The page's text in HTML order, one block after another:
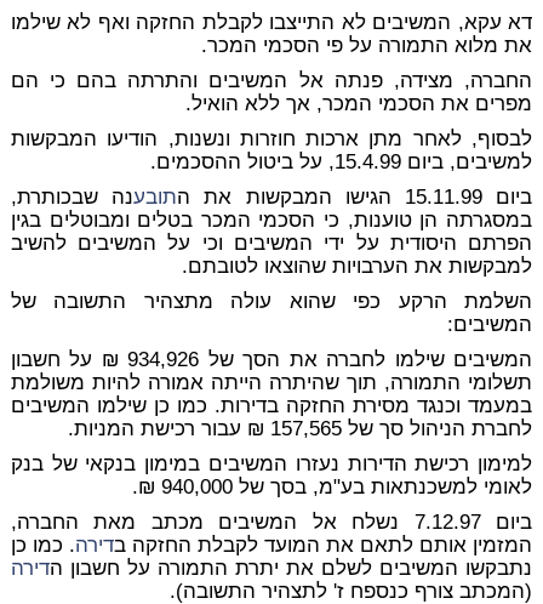
דא עקא, המשיבים לא התייצבו לקבלת החזקה ואף לא שילמו
את מלוא התמורה על פי הסכמי המכר.
החברה, מצידה, פנתה אל המשיבים והתרתה בהם כי הם
מפרים את הסכמי המכר, אך ללא הואיל.
לבסוף, לאחר מתן ארכות חוזרות ונשנות, הודיעו המבקשות
למשיבים, ביום 15.4.99, על ביטול ההסכמים.
ביום 15.11.99 הגישו המבקשות את ה
תובענה שבכותרת,
במסגרתה הן טוענות, כי הסכמי המכר בטלים ומבוטלים בגין
הפרתם היסודית על ידי המשיבים וכי על המשיבים להשיב
למבקשות את הערבויות שהוצאו לטובתם.
השלמת הרקע כפי שהוא עולה מתצהיר התשובה של
המשיבים:
המשיבים שילמו לחברה את הסך של 934,926 ₪ על חשבון
תשלומי התמורה, תוך שהיתרה הייתה אמורה להיות משולמת
במעמד וכנגד מסירת החזקה בדירות. כמו כן שילמו המשיבים
לחברת הניהול סך של 157,565 ₪ עבור רכישת המניות.
למימון רכישת הדירות נעזרו המשיבים במימון בנקאי של בנק
לאומי למשכנתאות בע"מ, בסך של 940,000 ₪.
ביום 7.12.97 נשלח אל המשיבים מכתב מאת החברה,
המזמין אותם לתאם את המועד לקבלת החזקה בדירה. כמו כן
נתבקשו המשיבים לשלם את יתרת התמורה על חשבון הדירה
(המכתב צורף כנספח ז' לתצהיר התשובה).